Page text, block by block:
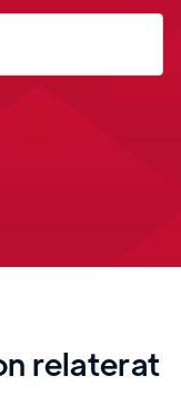
relaterat